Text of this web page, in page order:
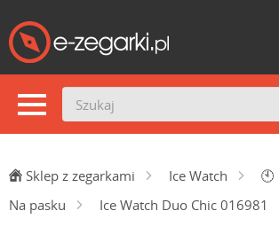
Sklep z zegarkami Ice Watch 🕙
Na pasku
Ice Watch Duo Chic 016981